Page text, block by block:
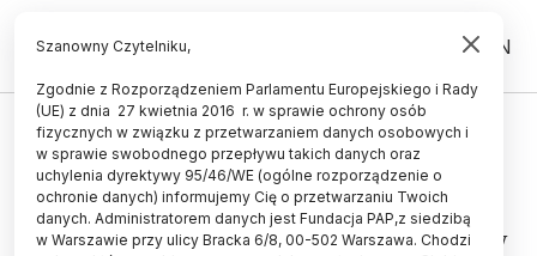
PL EN
CZŁOWIEK
Ekspertka: wstręt jest nam
potrzebny, chroni przed
spożyciem szkodliwych pokarmów
Szanowny Czytelniku,
Zgodnie z Rozporządzeniem Parlamentu Europejskiego i Rady
(UE) z dnia 27 kwietnia 2016 r. w sprawie ochrony osób
fizycznych w związku z przetwarzaniem danych osobowych i
w sprawie swobodnego przepływu takich danych oraz
uchylenia dyrektywy 95/46/WE (ogólne rozporządzenie o
ochronie danych) informujemy Cię o przetwarzaniu Twoich
danych. Administratorem danych jest Fundacja PAP,z siedzibą
w Warszawie przy ulicy Bracka 6/8, 00-502 Warszawa. Chodzi